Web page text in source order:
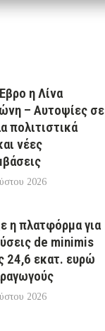
η Λίνα
– Αυτοψίες σε
πολιτιστικά
νέες
2026
η πλατφόρμα για
de minimis
24,6 εκατ. ευρώ
2026